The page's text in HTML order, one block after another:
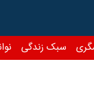
نوانما ایرنا TV